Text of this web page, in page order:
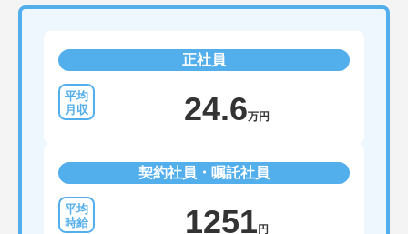
正社員
24.6万円
契約社員・嘱託社員
1251 円